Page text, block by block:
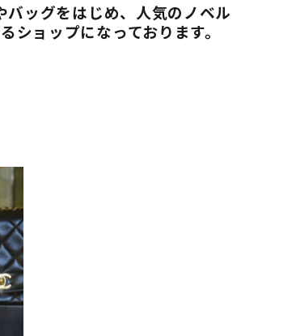
ッグをはじめ、人気のノベル
ョップになっております。